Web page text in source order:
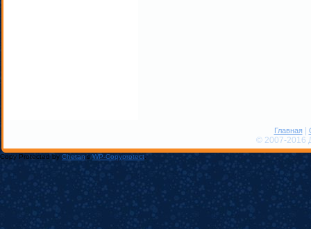
Главная|
© 2007-2016
Copy Protected by Chetan's WP-Copyprotect